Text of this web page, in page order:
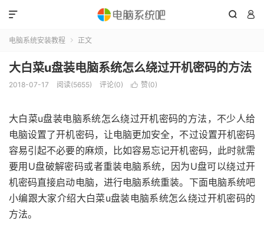
 

电脑系统安装教程  正文
大白菜u盘装电脑系统怎么绕过开机密码的方法
2018-07-17 阅读(5655) 评论(0)  赞(0)
大白菜u盘装电脑系统怎么绕过开机密码的方法，不少人给
电脑设置了开机密码，让电脑更加安全，不过设置开机密码
容易引起不必要的麻烦，比如容易忘记开机密码，此时就需
要用U盘破解密码或者重装电脑系统，因为U盘可以绕过开
机密码直接启动电脑，进行电脑系统重装。下面电脑系统吧
小编跟大家介绍大白菜u盘装电脑系统怎么绕过开机密码的
方法。